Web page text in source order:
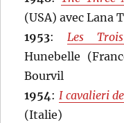
(USA) avec Lana
1953:Les
Hunebelle
Bourvil
1954: I cavalieri
(Italie)